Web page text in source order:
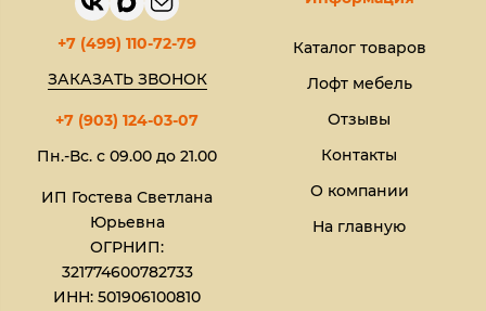
+7 (499) 110-72-79
ЗАКАЗАТЬ ЗВОНОК
+7 (903) 124-03-07
Пн.-Вс. с 09.00 до 21.00
ИП Гостева Светлана
Юрьевна​
ОГРНИП:
321774600782733
ИНН: 501906100810
Каталог товаров
Лофт мебель
Отзывы
Контакты
О компании
На главную